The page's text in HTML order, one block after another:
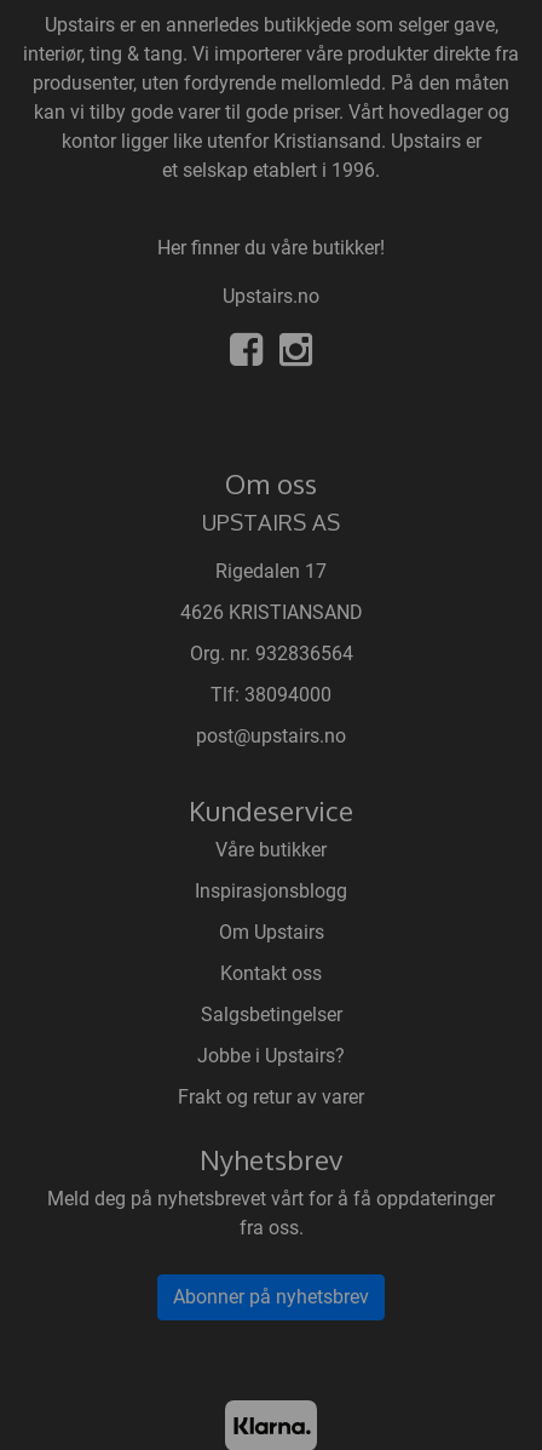
Upstairs er en annerledes butikkjede som selger gave,
interiør, ting & tang. Vi importerer våre produkter direkte fra
produsenter, uten fordyrende mellomledd. På den måten
kan vi tilby gode varer til gode priser. Vårt hovedlager og
kontor ligger like utenfor Kristiansand. Upstairs er
et selskap etablert i 1996.
Her finner du våre butikker!
Upstairs.no
Om oss
UPSTAIRS AS
Rigedalen 17
4626 KRISTIANSAND
Org. nr. 932836564
Tlf: 38094000
post@upstairs.no
Kundeservice
Våre butikker
Inspirasjonsblogg
Om Upstairs
Kontakt oss
Salgsbetingelser
Jobbe i Upstairs?
Frakt og retur av varer
Nyhetsbrev
Meld deg på nyhetsbrevet vårt for å få oppdateringer
fra oss.
Abonner på nyhetsbrev